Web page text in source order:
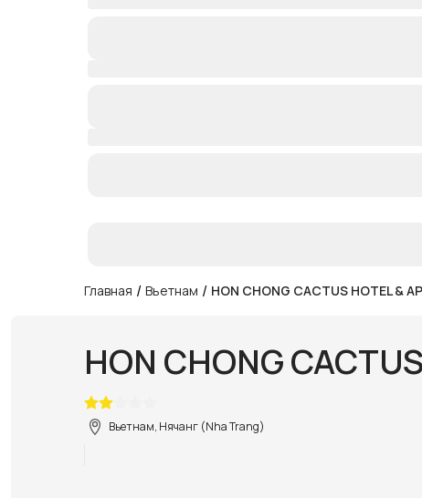
Главная / Вьетнам / HON CHONG CACTUS HOTEL &
HON CHONG
Вьетнам, Нячанг (Nha Trang)